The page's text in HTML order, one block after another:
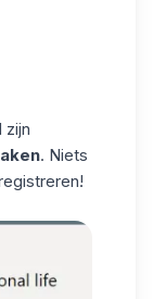
zijn
. Niets